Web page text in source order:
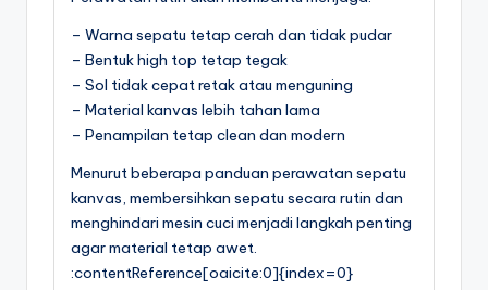
– Warna sepatu tetap cerah dan tidak pudar
– Bentuk high top tetap tegak
– Sol tidak cepat retak atau menguning
– Material kanvas lebih tahan lama
– Penampilan tetap clean dan modern
Menurut beberapa panduan perawatan sepatu
kanvas, membersihkan sepatu secara rutin dan
menghindari mesin cuci menjadi langkah penting
agar material tetap awet.
:contentReference[oaicite:0]{index=0}